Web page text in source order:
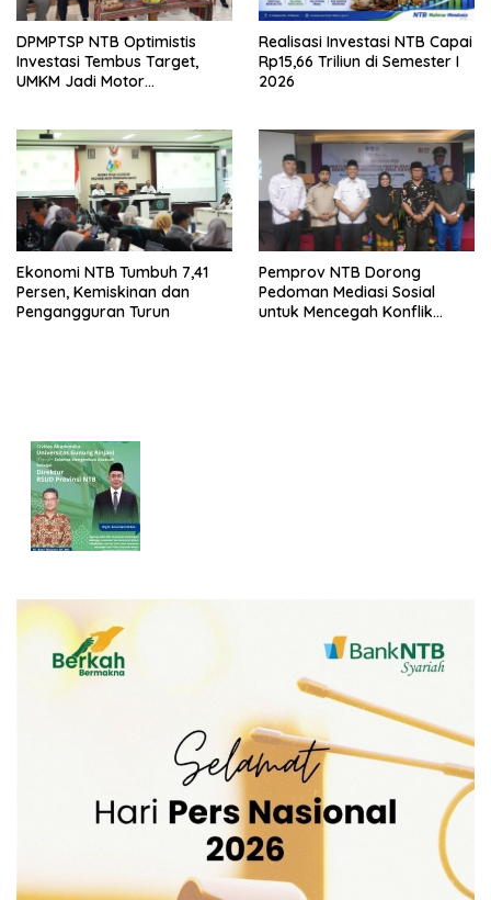
DPMPTSP NTB Optimistis
Investasi Tembus Target,
UMKM Jadi Motor
Realisasi Investasi NTB Capai
Rp15,66 Triliun di Semester I
2026
Ekonomi NTB Tumbuh 7,41
Persen, Kemiskinan dan
Pengangguran Turun
Pemprov NTB Dorong
Pedoman Mediasi Sosial
untuk Mencegah Konflik